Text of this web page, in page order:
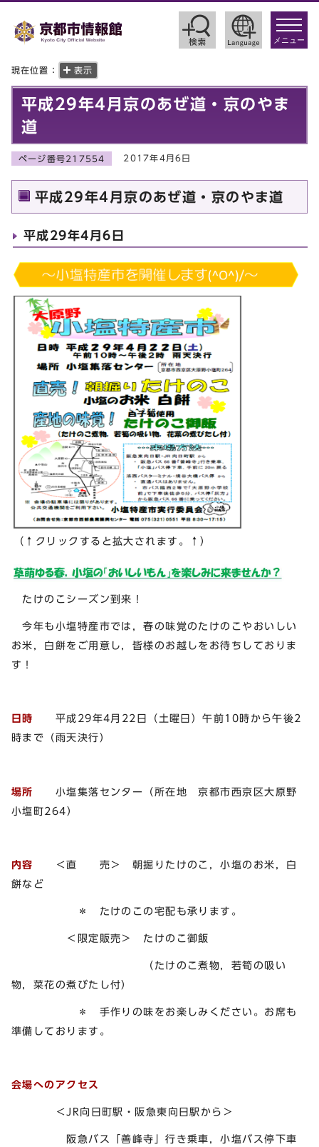
toggle
メニュー
現在位置： 表示
平成29年4月京のあぜ道・京のやま
道
ページ番号217554 2017年4月6日
平成29年4月京のあぜ道・京のやま道
平成29年4月6日
（↑クリックすると拡大されます。↑）
たけのこシーズン到来！
今年も小塩特産市では，春の味覚のたけのこやおいしい
お米，白餅をご用意し，皆様のお越しをお待ちしておりま
す！
日時
平成29年4月22日（土曜日）午前10時から午後2
時まで（雨天決行）
場所
小塩集落センター（所在地 京都市西京区大原野
小塩町264）
内容
＜直 売＞ 朝掘りたけのこ，小塩のお米，白
餅など
＊ たけのこの宅配も承ります。
＜限定販売＞ たけのこ御飯
（たけのこ煮物，若筍の吸い
物，菜花の煮びたし付）
＊ 手作りの味をお楽しみください。お席も
準備しております。
会場へのアクセス
＜JR向日町駅・阪急東向日駅から＞
阪急バス「善峰寺」行き乗車，小塩バス停下車